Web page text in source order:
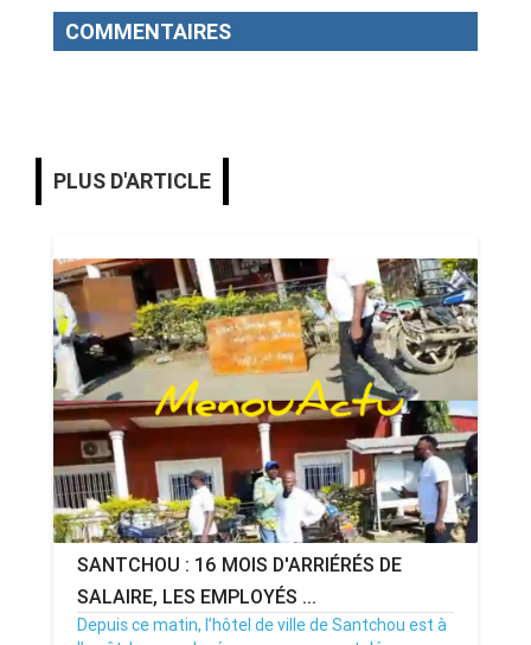
COMMENTAIRES
PLUS D'ARTICLE
SANTCHOU : 16 MOIS D'ARRIÉRÉS DE
SALAIRE, LES EMPLOYÉS ...
Depuis ce matin, l’hôtel de ville de Santchou est à